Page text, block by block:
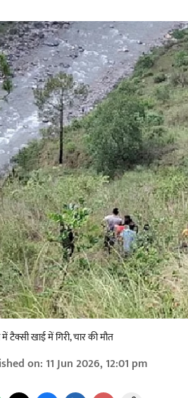
टैक्सी खाई में गिरी, चार की मौत
on: 11 Jun 2026, 12:01 pm